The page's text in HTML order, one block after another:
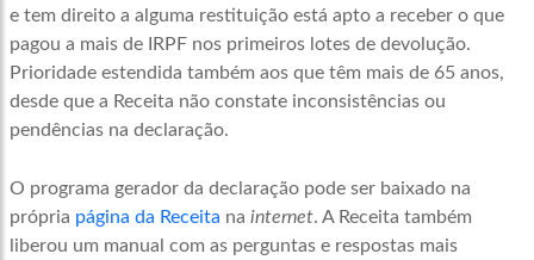
e tem direito a alguma restituição está apto a receber o que
pagou a mais de IRPF nos primeiros lotes de devolução.
Prioridade estendida também aos que têm mais de 65 anos,
desde que a Receita não constate inconsistências ou
pendências na declaração.
O programa gerador da declaração pode ser baixado na
própria página da Receita na internet. A Receita também
liberou um manual com as perguntas e respostas mais